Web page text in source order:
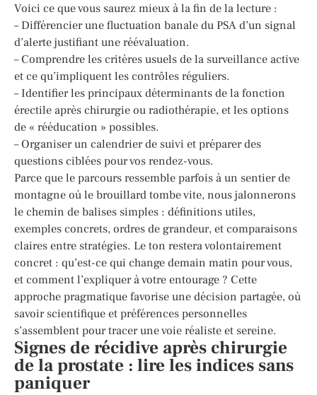
Voici ce que vous saurez mieux à la fin de la lecture :
– Différencier une fluctuation banale du PSA d’un signal
d’alerte justifiant une réévaluation.
– Comprendre les critères usuels de la surveillance active
et ce qu’impliquent les contrôles réguliers.
– Identifier les principaux déterminants de la fonction
érectile après chirurgie ou radiothérapie, et les options
de « rééducation » possibles.
– Organiser un calendrier de suivi et préparer des
questions ciblées pour vos rendez-vous.
Parce que le parcours ressemble parfois à un sentier de
montagne où le brouillard tombe vite, nous jalonnerons
le chemin de balises simples : définitions utiles,
exemples concrets, ordres de grandeur, et comparaisons
claires entre stratégies. Le ton restera volontairement
concret : qu’est-ce qui change demain matin pour vous,
et comment l’expliquer à votre entourage ? Cette
approche pragmatique favorise une décision partagée, où
savoir scientifique et préférences personnelles
s’assemblent pour tracer une voie réaliste et sereine.
Signes de récidive après chirurgie
de la prostate : lire les indices sans
paniquer